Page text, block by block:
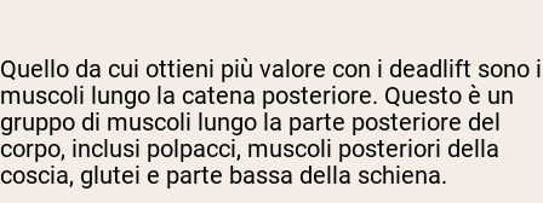
Quello da cui ottieni più valore con i deadlift sono i
muscoli lungo la catena posteriore. Questo è un
gruppo di muscoli lungo la parte posteriore del
corpo, inclusi polpacci, muscoli posteriori della
coscia, glutei e parte bassa della schiena.